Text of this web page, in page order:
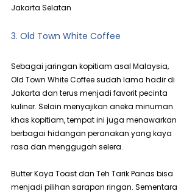
Jakarta Selatan
3. Old Town White Coffee
Sebagai jaringan kopitiam asal Malaysia,
Old Town White Coffee sudah lama hadir di
Jakarta dan terus menjadi favorit pecinta
kuliner. Selain menyajikan aneka minuman
khas kopitiam, tempat ini juga menawarkan
berbagai hidangan peranakan yang kaya
rasa dan menggugah selera.
Butter Kaya Toast dan Teh Tarik Panas bisa
menjadi pilihan sarapan ringan. Sementara